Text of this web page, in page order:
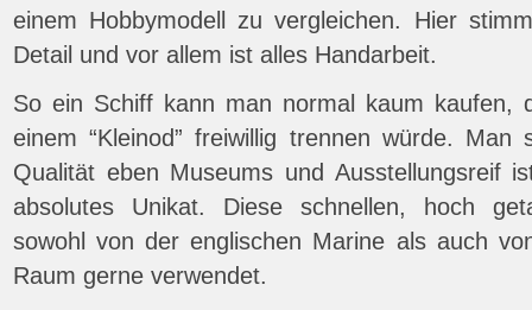
einem Hobbymodell zu vergleichen. Hier
Detail und vor allem ist alles Handarbeit.
So ein Schiff kann man normal kaum kaufen,
einem “Kleinod” freiwillig trennen würde. Man
Qualität eben Museums und Ausstellungsreif
absolutes Unikat. Diese schnellen, hoch
sowohl von der englischen Marine als auch
Raum gerne verwendet.